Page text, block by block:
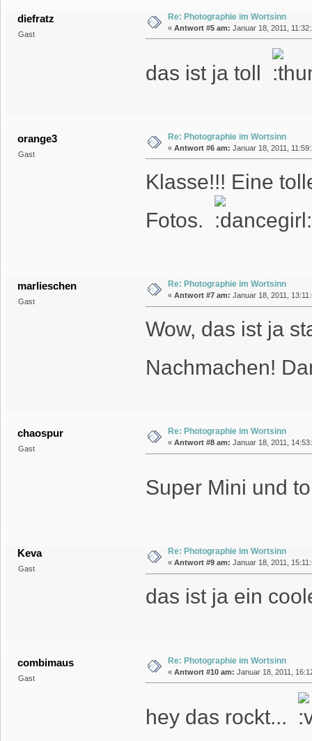
diefratz
Gast
Re: Photographie im Wortsinn
« Antwort #5 am: Januar 18, 2011,
das ist ja toll
orange3
Gast
Re: Photographie im Wortsinn
« Antwort #6 am: Januar 18, 2011,
Klasse!!! Eine
Fotos.
marlieschen
Gast
Re: Photographie im Wortsinn
« Antwort #7 am: Januar 18, 2011,
Wow, das ist ja
Nachmachen!
chaospur
Gast
Re: Photographie im Wortsinn
« Antwort #8 am: Januar 18, 2011,
Super Mini und
Keva
Gast
Re: Photographie im Wortsinn
« Antwort #9 am: Januar 18, 2011,
das ist ja ein
combimaus
Gast
Re: Photographie im Wortsinn
« Antwort #10 am: Januar 18, 2011,
hey das rockt...